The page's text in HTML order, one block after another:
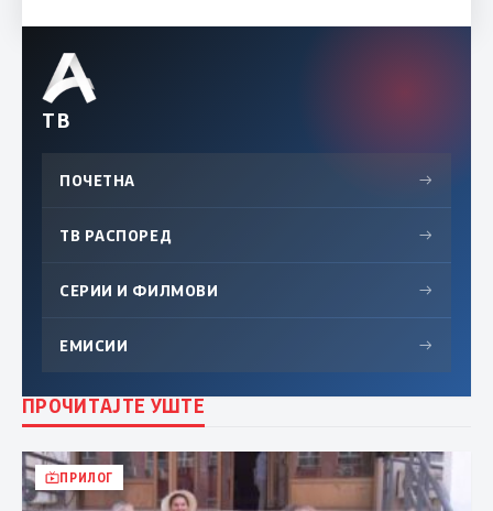
ТВ
ПОЧЕТНА →
ТВ РАСПОРЕД →
СЕРИИ И ФИЛМОВИ →
ЕМИСИИ →
ПРОЧИТАЈТЕ УШТЕ
ПРИЛОГ